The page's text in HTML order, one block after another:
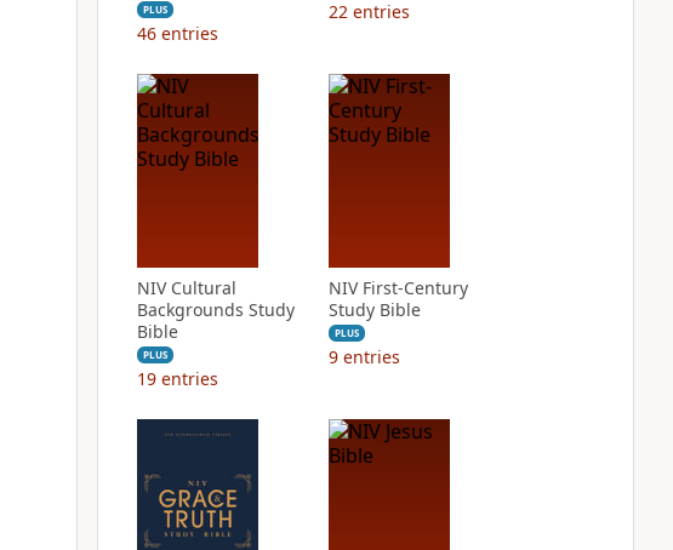
PLUS
46 entries
22 entries
NIV Cultural
Backgrounds Study
Bible
PLUS
19 entries
NIV First-Century
Study Bible
PLUS
9 entries